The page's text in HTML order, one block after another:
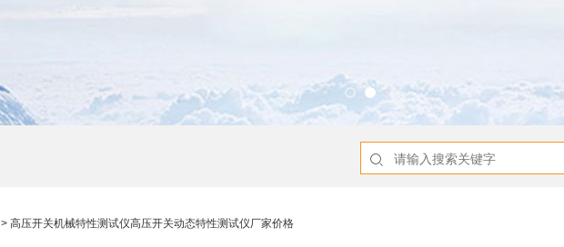
> 高压开关机械特性测试仪高压开关动态特性测试仪厂家价格